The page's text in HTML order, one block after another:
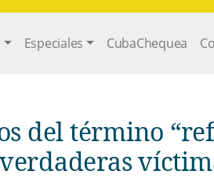
Especiales CubaChequea
del término